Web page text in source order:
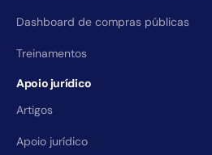
Dashboard de compras públicas
Treinamentos
Apoio jurídico
Artigos
Apoio jurídico